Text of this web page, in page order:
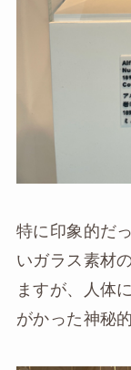
特に印象的だ
いガラス素材
ますが、人体
がかった神秘